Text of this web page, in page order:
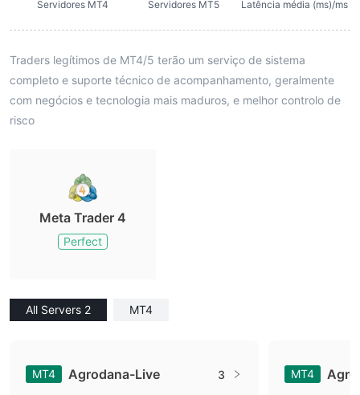
Servidores MT4 Servidores MT5 Latência média (ms)/ms
Traders legítimos de MT4/5 terão um serviço de sistema
completo e suporte técnico de acompanhamento, geralmente
com negócios e tecnologia mais maduros, e melhor controlo de
risco
Meta Trader 4
Perfect
All Servers 2 MT4
MT4 Agrodana-Live 3 MT4